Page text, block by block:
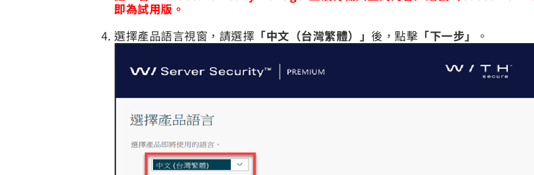
即為試用版。
選擇產品語言視窗，請選擇 「中文（台灣繁體）」 後，點擊 「下一步」 。